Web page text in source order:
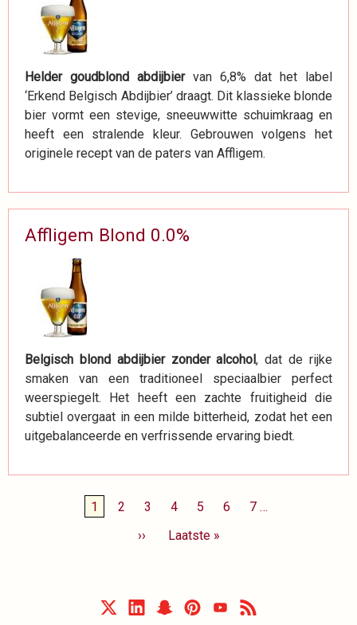
Helder goudblond abdijbiervan 6,8% dat het label
‘Erkend Belgisch Abdijbier’ draagt. Dit klassieke blonde
bier vormt een stevige, sneeuwwitte schuimkraag en
heeft een stralende kleur. Gebrouwen volgens het
originele recept van de paters van Affligem.
Affligem Blond 0.0%
Belgisch blond abdijbier zonder alcohol, dat de rijke
smaken van een traditioneel speciaalbier perfect
weerspiegelt. Het heeft een zachte fruitigheid die
subtiel overgaat in een milde bitterheid, zodat het een
uitgebalanceerde en verfrissende ervaring biedt.
Huidige
1 Page
2 Page
3 Page
4 Page
5 Page
6 Page
7 …
Volgende
››
Laatste
Laatste »